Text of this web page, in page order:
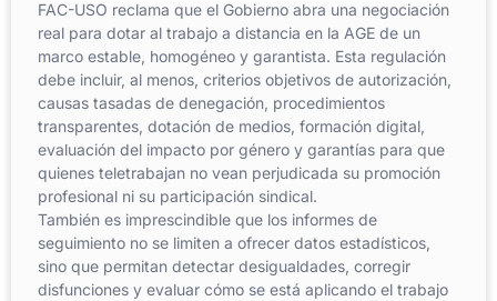
FAC-USO reclama que el Gobierno abra una negociación
real para dotar al trabajo a distancia en la AGE de un
marco estable, homogéneo y garantista. Esta regulación
debe incluir, al menos, criterios objetivos de autorización,
causas tasadas de denegación, procedimientos
transparentes, dotación de medios, formación digital,
evaluación del impacto por género y garantías para que
quienes teletrabajan no vean perjudicada su promoción
profesional ni su participación sindical.
También es imprescindible que los informes de
seguimiento no se limiten a ofrecer datos estadísticos,
sino que permitan detectar desigualdades, corregir
disfunciones y evaluar cómo se está aplicando el trabajo